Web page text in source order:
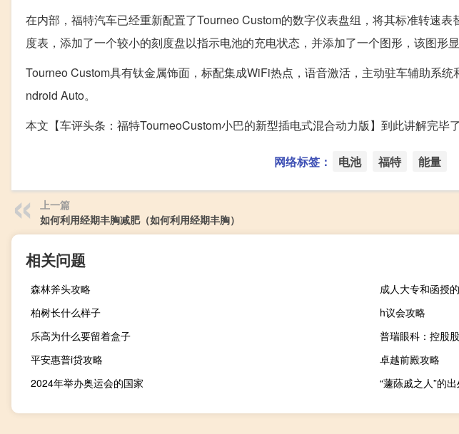
在内部，福特汽车已经重新配置了Tourneo Custom的数字仪表盘组，将其标准转速
度表，添加了一个较小的刻度盘以指示电池的充电状态，并添加了一个图形，该图形显
Tourneo Custom具有钛金属饰面，标配集成WiFi热点，语音激活，主动驻车辅助系
ndroid Auto。
本文【车评头条：福特TourneoCustom小巴的新型插电式混合动力版】到此讲解完毕
网络标签： 电池 福特 能量
上一篇
如何利用经期丰胸减肥（如何利用经期丰胸）
相关问题
森林斧头攻略
成人大专和函授
柏树长什么样子
h议会攻略
乐高为什么要留着盒子
普瑞眼科：控股
平安惠普i贷攻略
卓越前殿攻略
2024年举办奥运会的国家
“蘧蒢戚之人”的